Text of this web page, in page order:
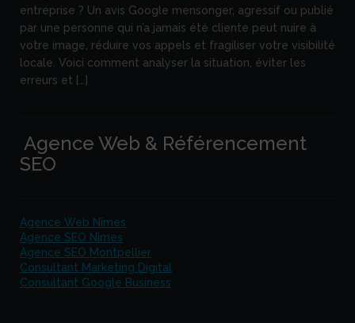
entreprise ? Un avis Google mensonger, agressif ou publié
par une personne qui n’a jamais été cliente peut nuire à
votre image, réduire vos appels et fragiliser votre visibilité
locale. Voici comment analyser la situation, éviter les
erreurs et […]
Agence Web & Référencement
SEO
Agence Web Nîmes
Agence SEO Nîmes
Agence SEO Montpellier
Consultant Marketing Digital
Consultant Google Business